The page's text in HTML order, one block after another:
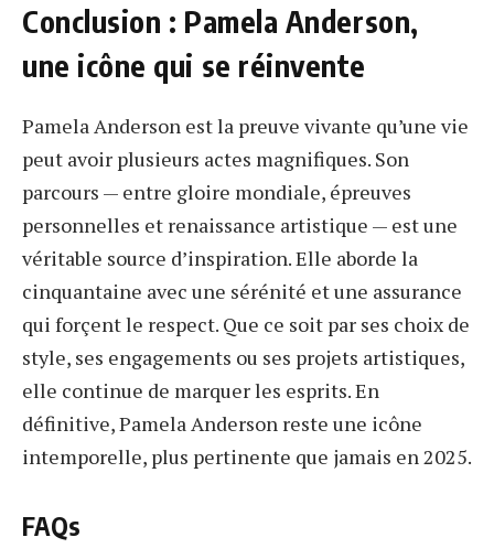
Conclusion : Pamela Anderson,
une icône qui se réinvente
Pamela Anderson est la preuve vivante qu’une vie
peut avoir plusieurs actes magnifiques. Son
parcours — entre gloire mondiale, épreuves
personnelles et renaissance artistique — est une
véritable source d’inspiration. Elle aborde la
cinquantaine avec une sérénité et une assurance
qui forçent le respect. Que ce soit par ses choix de
style, ses engagements ou ses projets artistiques,
elle continue de marquer les esprits. En
définitive, Pamela Anderson reste une icône
intemporelle, plus pertinente que jamais en 2025.
FAQs